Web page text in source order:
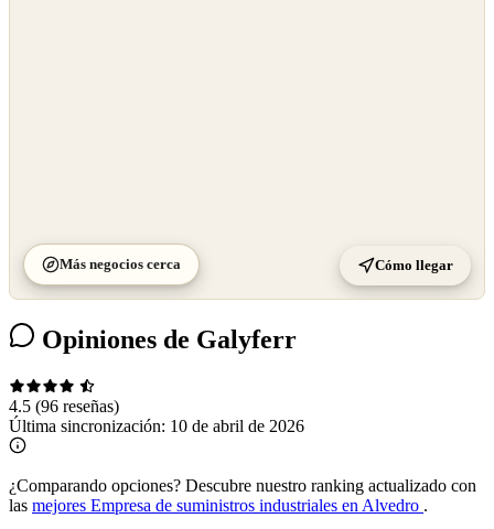
Más negocios cerca Cómo llegar
Opiniones de Galyferr
4.5 (96 reseñas)
Última sincronización: 10 de abril de 2026
¿Comparando opciones? Descubre nuestro ranking actualizado con
las mejores Empresa de suministros industriales en Alvedro .